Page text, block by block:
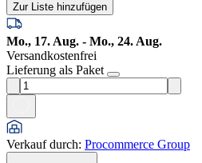
Zur Liste hinzufügen
Mo., 17. Aug. - Mo., 24. Aug.
Versandkostenfrei
Lieferung als Paket
Verkauf durch: Procommerce Group